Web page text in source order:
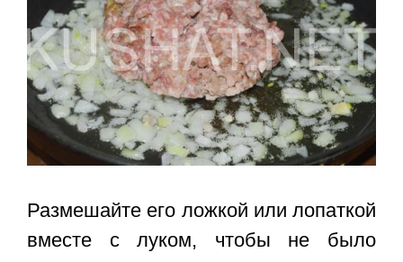
Размешайте его ложкой или лопаткой
вместе с луком, чтобы не было